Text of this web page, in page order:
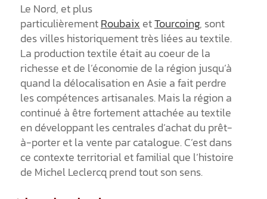
Le Nord, et plus
particulièrementRoubaix etTourcoing, sont
des villes historiquement très liées au textile.
La production textile était au coeur de la
richesse et de l’économie de la région jusqu’à
quand la délocalisation en Asie a fait perdre
les compétences artisanales. Mais la région a
continué à être fortement attachée au textile
en développant les centrales d’achat du prêt-
à-porter et la vente par catalogue. C’est dans
ce contexte territorial et familial que l’histoire
de Michel Leclercq prend tout son sens.